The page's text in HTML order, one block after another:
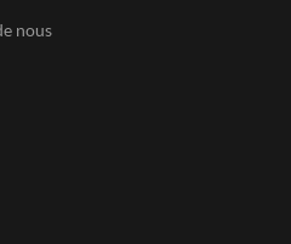
nous